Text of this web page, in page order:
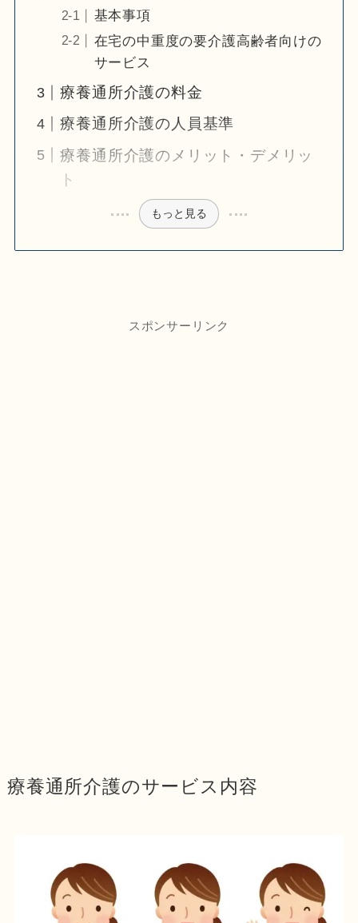
基本事項
在宅の中重度の要介護高齢者向けの
サービス
療養通所介護の料金
療養通所介護の人員基準
療養通所介護のメリット・デメリッ
ト
もっと見る
スポンサーリンク
療養通所介護のサービス内容